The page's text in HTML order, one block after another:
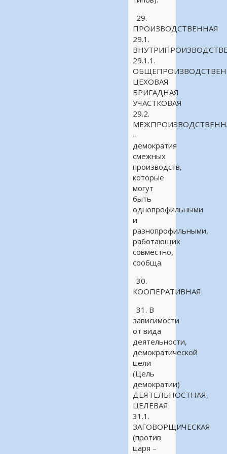
29.
ПРОИЗВОДСТВЕННАЯ
29.1.
29.1.1.
ЦЕХОВАЯ
БРИГАДНАЯ
УЧАСТКОВАЯ
29.2.
–
демократия
смежных
производств,
которые
могут
быть
однопрофильными
и
разнопрофильными,
работающих
совместно,
сообща.
30.
КООПЕРАТИВНАЯ
31. В
зависимости
от вида
деятельности,
демократической
цели
(Цель
демократии)
ДЕЯТЕЛЬНОСТНАЯ,
ЦЕЛЕВАЯ
31.1.
ЗАГОВОРЩИЧЕСКАЯ
(против
царя –